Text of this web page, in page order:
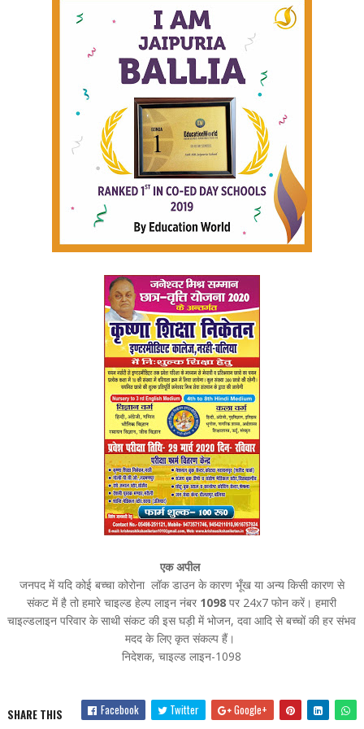
एक अपील
जनपद में यदि कोई बच्चा कोरोना लॉक डाउन के कारण भूँख या अन्य किसी कारण से
संकट में है तो हमारे चाइल्ड हेल्प लाइन नंबर 1098 पर 24x7 फोन करें। हमारी
चाइल्डलाइन परिवार के साथी संकट की इस घड़ी में भोजन, दवा आदि से बच्चों की हर संभव
मदद के लिए कृत संकल्प हैं।
निदेशक, चाइल्ड लाइन-1098
SHARE THIS Facebook Twitter Google+